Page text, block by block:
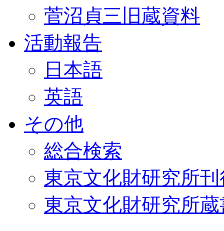
菅沼貞三旧蔵資料
活動報告
日本語
英語
その他
総合検索
東京文化財研究所
東京文化財研究所